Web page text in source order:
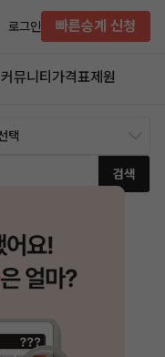
로그인 빠른승계 신청
커뮤니티 가격표제원
검색